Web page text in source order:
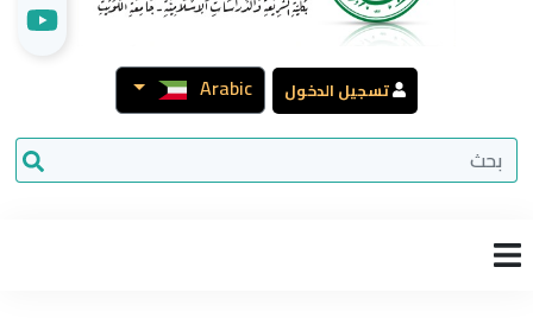
تسجيل الدخول Arabic